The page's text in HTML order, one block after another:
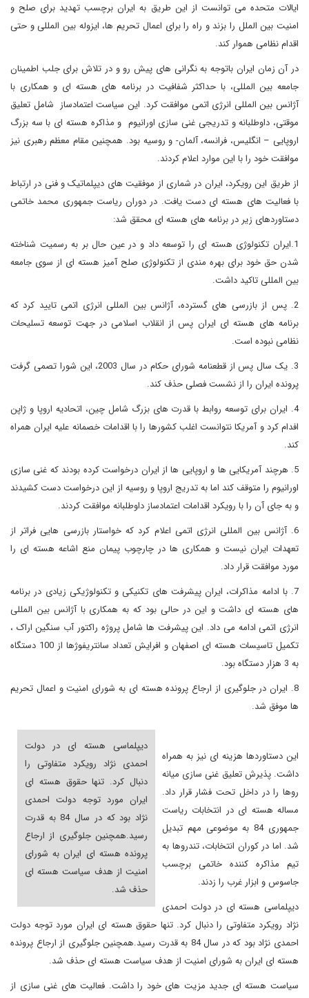
ایالات متحده می توانست از این طریق به ایران برچسب تهدید برای صلح و
امنیت بین الملل را بزند و راه را برای اعمال تحریم ها، ایزوله بین المللی و حتی
اقدام نظامی هموار کند.
در آن زمان ایران باتوجه به نگرانی های پیش رو و در تلاش برای جلب اطمینان
جامعه بین المللی، با حداکثر شفافیت در برنامه های هسته ای و همکاری با
آژانس بین المللی انرژی اتمی موافقت کرد. این سیاست اعتمادساز شامل تعلیق
موقتی، داوطلبانه و تدریجی غنی سازی اورانیوم و مذاکره هسته ای با سه بزرگ
اروپایی – انگلیس، فرانسه، آلمان- و روسیه بود. همچنین مقام معظم رهبری نیز
موافقت خود را با این موارد اعلام کردند.
از طریق این رویکرد، ایران در شماری از موفقیت های دیپلماتیک و فنی در ارتباط
با فعالیت های هسته ای دست یافت. در دوران ریاست جمهوری محمد خاتمی
دستاوردهای زیر در برنامه های هسته ای محقق شد:
1.ایران تکنولوژی هسته ای را توسعه داد و در عین حال بر به رسمیت شناخته
شدن حق خود برای بهره مندی از تکنولوژی صلح آمیز هسته ای از سوی جامعه
بین المللی تاکید داشت.
2. پس از بازرسی های گسترده، آژانس بین المللی انرژی اتمی تایید کرد که
برنامه های هسته ای ایران پس از انقلاب اسلامی در جهت توسعه تسلیحات
نظامی نبوده است.
3. یک سال پس از قطعنامه شورای حکام در سال 2003، این شورا تصمی گرفت
پرونده ایران را از نشست فصلی حذف کند.
4. ایران برای توسعه روابط با قدرت های بزرگ شامل چین، اتحادیه اروپا و ژاپن
افدام کرد و آمریکا نتوانست اغلب کشورها را با اقدامات خصمانه علیه ایران همراه
کند.
5. هرچند آمریکایی ها و اروپایی ها از ایران درخواست کرده بودند که غنی سازی
اورانیوم را متوقف کند اما به تدریج اروپا و روسیه از این درخواست دست کشیدند
و به جای آن را با رویکرد اقدامات اعتمادساز داوطلبانه موافقت کردند.
6. آژانس بین المللی انرژی اتمی اعلام کرد که خواستار بازرسی هایی فراتر از
تعهدات ایران نیست و همکاری ها در چارچوب پیمان منع اشاعه هسته ای را
مورد موافقت قرار داد.
7. با ادامه مذاکرات، ایران پیشرفت های تکنیکی و تکنولوژیکی زیادی در برنامه
های هسته ای داشت و این در حالی بود که به همکاری با آژانس بین المللی
انرژی اتمی ادامه می داد. این پیشرفت ها شامل پروژه راکتور آب سنگین اراک ،
تکمیل تاسیسات هسته ای اصفهان و افرایش تعداد سانتریفوژها از 100 دستگاه
به 3 هزار دستگاه بود.
8. ایران در جلوگیری از ارجاع پرونده هسته ای به شورای امنیت و اعمال تحریم
ها موفق شد.
دیپلماسی هسته ای در دولت
احمدی نژاد رویکرد متفاوتی را
دنبال کرد. تنها حقوق هسته ای
ایران مورد توجه دولت احمدی
نژاد بود که در سال 84 به قدرت
رسید.همچنین جلوگیری از ارجاع
پرونده هسته ای ایران به شورای
امنیت از هدف سیاست هسته ای
حذف شد.
این دستاوردها هزینه ای نیز به همراه
داشت. پذیرش تعلیق غنی سازی میانه
روها را در داخل تحت فشار قرار داد.
مساله هسته ای در انتخابات ریاست
جمهوری 84 به موضوعی مهم تبدیل
شد. اما در کوران انتخابات، تندروها به
تیم مذاکره کننده خاتمی برچسب
جاسوس و ابزار غرب را زدند.
دیپلماسی هسته ای در دولت احمدی
نژاد رویکرد متفاوتی را دنبال کرد. تنها حقوق هسته ای ایران مورد توجه دولت
احمدی نژاد بود که در سال 84 به قدرت رسید.همچنین جلوگیری از ارجاع پرونده
هسته ای ایران به شورای امنیت از هدف سیاست هسته ای حذف شد.
سیاست هسته ای جدید مزیت های خود را داشت. فعالیت های غنی سازی از